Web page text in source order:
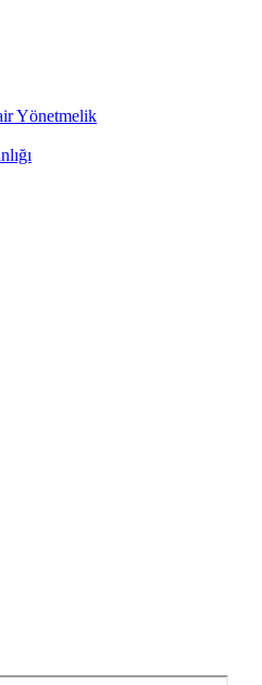
Yönetmelik